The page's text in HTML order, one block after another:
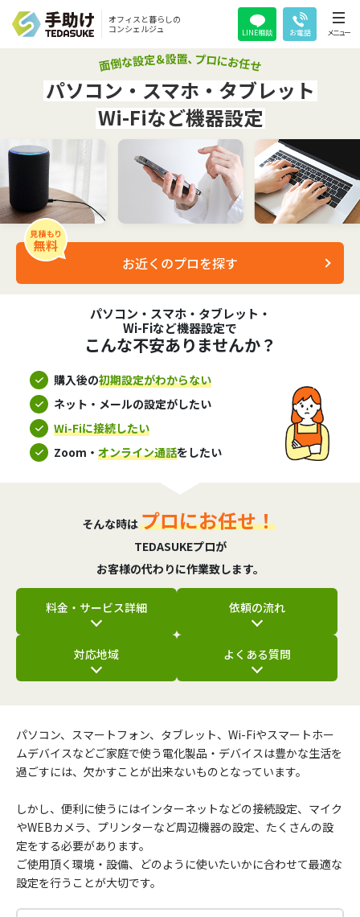
オフィスと暮らしの
コンシェルジュ
LINE相談 お電話 メニュー
パソコン・スマホ・タブレット
Wi-Fiなど機器設定
お近くのプロを探す
パソコン・スマホ・タブレット・
Wi-Fiなど機器設定で
こんな不安ありませんか？
購入後の初期設定がわからない
ネット・メールの設定がしたい
Wi-Fiに接続したい
Zoom・ オンライン通話をしたい
そんな時はプロにお任せ！
TEDASUKEプロが
お客様の代わりに作業致します。
料金・サービス詳細 依頼の流れ
対応地域 よくある質問
パソコン、スマートフォン、タブレット、Wi-Fiやスマートホー
ムデバイスなどご家庭で使う電化製品・デバイスは豊かな生活を
過ごすには、欠かすことが出来ないものとなっています。
しかし、便利に使うにはインターネットなどの接続設定、マイク
やWEBカメラ、プリンターなど周辺機器の設定、たくさんの設
定をする必要があります。
ご使用頂く環境・設備、どのように使いたいかに合わせて最適な
設定を行うことが大切です。